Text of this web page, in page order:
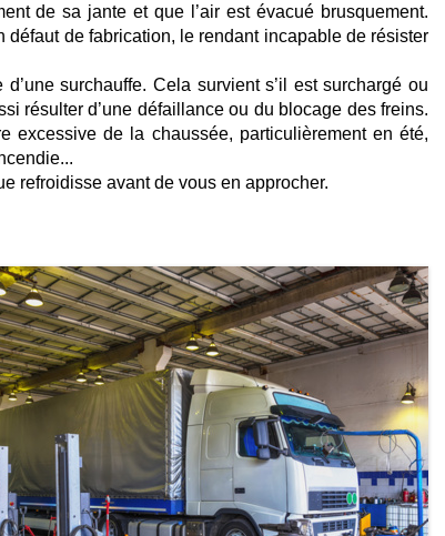
de sa jante et que l’air est évacué brusquement.
de fabrication, le rendant incapable de résister
surchauffe. Cela survient s’il est surchargé ou
résulter d’une défaillance ou du blocage des freins.
excessive de la chaussée, particulièrement en été,
refroidisse avant de vous en approcher.